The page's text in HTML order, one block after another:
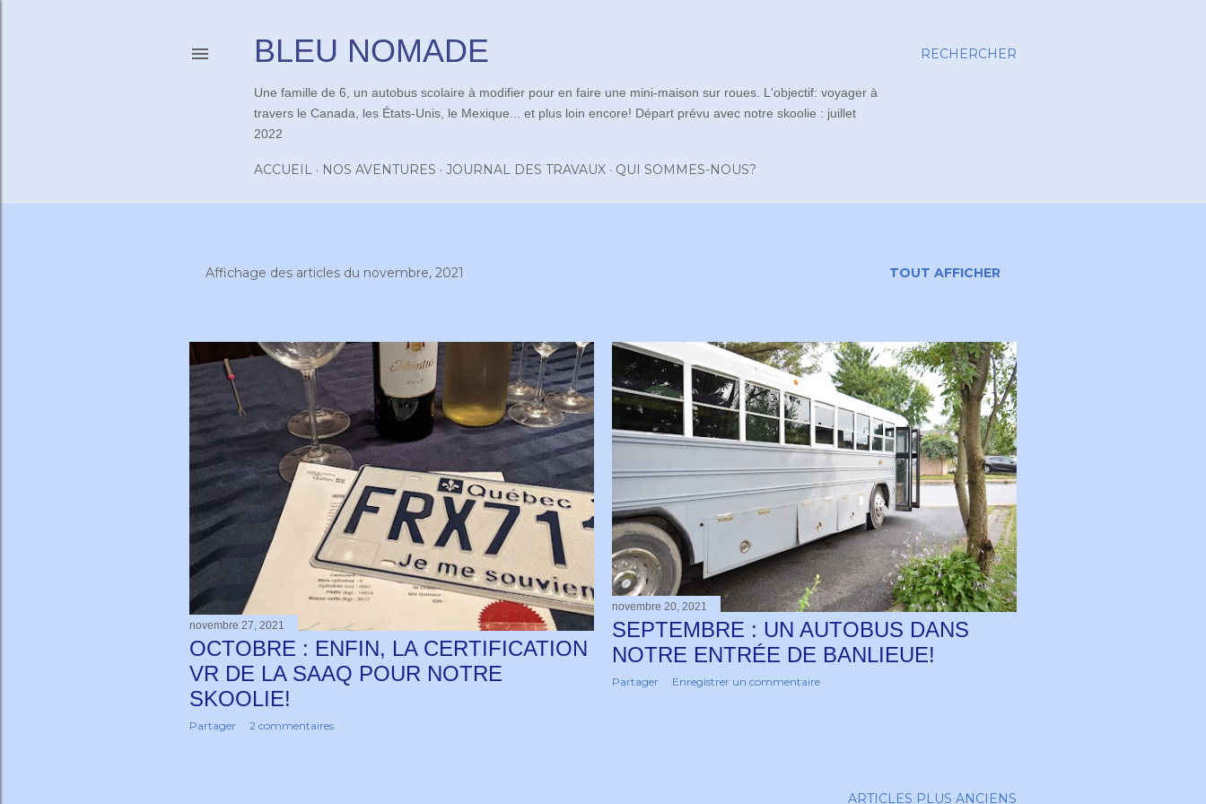
RECHERCHER
BLEU NOMADE
Une famille de 6, un autobus scolaire à modifier pour en faire une mini-maison sur roues. L'objectif: voyager à
travers le Canada, les États-Unis, le Mexique... et plus loin encore! Départ prévu avec notre skoolie : juillet
2022
ACCUEIL NOS AVENTURES JOURNAL DES TRAVAUX QUI SOMMES-NOUS?
A
t
i
c
l
e
s
Affichage des articles du novembre, 2021 TOUT AFFICHER
novembre 27, 2021
OCTOBRE : ENFIN, LA CERTIFICATION
VR DE LA SAAQ POUR NOTRE
SKOOLIE!
Partager 2 commentaires
novembre 20, 2021
SEPTEMBRE : UN AUTOBUS DANS
NOTRE ENTRÉE DE BANLIEUE!
Partager Enregistrer un commentaire
ARTICLES PLUS ANCIENS